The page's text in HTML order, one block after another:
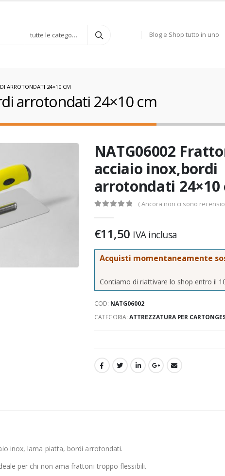
tutte le categorie Blog e Shop tutto in uno
ARROTONDATI 24×10 CM
arrotondati 24×10 cm
NATG06002
acciaio inox,bordi
arrotondati 24×10
( Ancora non ci sono
€11,50 IVA inclusa
Acquisti momentaneamente
Contiamo di riattivare lo shop entro il
COD: NATG06002
CATEGORIA: ATTREZZATURA PER
inox, lama piatta, bordi arrotondati.
per chi non ama frattoni troppo flessibili.